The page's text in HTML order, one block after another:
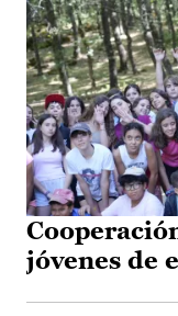
jóvenes de